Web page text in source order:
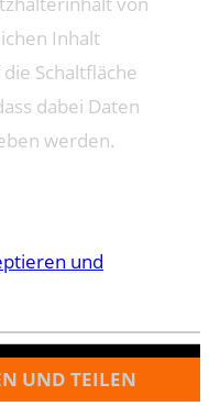
Inhalt
Schaltfläche
dabei Daten
werden.
und
UND TEILEN